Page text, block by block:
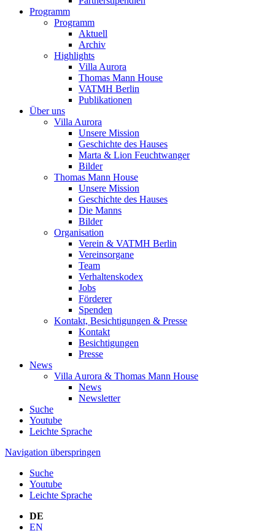
Programm
Programm
Aktuell
Archiv
Highlights
Villa Aurora
Thomas Mann House
VATMH Berlin
Publikationen
Über uns
Villa Aurora
Unsere Mission
Geschichte des Hauses
Marta & Lion Feuchtwanger
Bilder
Thomas Mann House
Unsere Mission
Geschichte des Hauses
Die Manns
Bilder
Organisation
Verein & VATMH Berlin
Vereinsorgane
Team
Verhaltenskodex
Jobs
Förderer
Spenden
Kontakt, Besichtigungen & Presse
Kontakt
Besichtigungen
Presse
News
Villa Aurora & Thomas Mann House
News
Newsletter
Suche
Youtube
Leichte Sprache
Navigation überspringen
Suche
Youtube
Leichte Sprache
DE
EN